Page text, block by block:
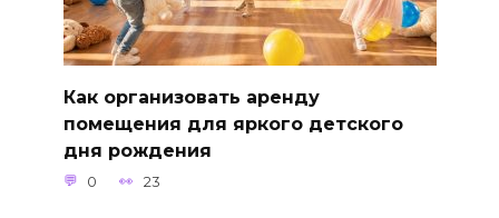
Как организовать аренду
помещения для яркого детского
дня рождения
0 23